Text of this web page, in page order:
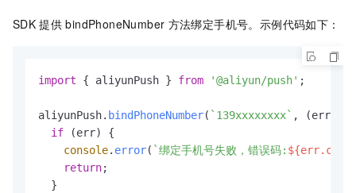
SDK 提供 bindPhoneNumber 方法绑定手机号。示例代码如下：
import { aliyunPush } from '@aliyun/push' ;
aliyunPush. bindPhoneNumber( `139xxxxxxxx` , (err
if (err) {
console. error( `绑定手机号失败，错误码:
return;
  }